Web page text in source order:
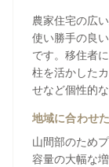
農家住宅の広
使い勝手の良
です。移住者
柱を活かした
せなど個性的
地域に合わせ
山間部のため
容量の大幅な